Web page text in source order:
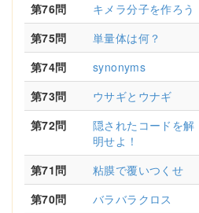
第76問
キメラ分子を作ろう
第75問
単量体は何？
第74問
synonyms
第73問
ウサギとウナギ
第72問
隠されたコードを解
明せよ！
第71問 粘膜で覆いつくせ
第70問
バラバラクロス